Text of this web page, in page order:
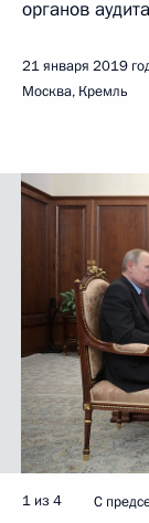
органов
21 января 2019
Москва, Кремль
1 из 4 С